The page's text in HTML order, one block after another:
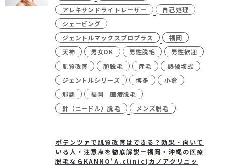
アレキサンドライトレーザー
自己処理
シェービング
ジェントルマックスプロプラス
福岡
天神
男女OK 男性脱毛
男性歓迎
肌質改善
顏脱毛 産毛
熱破壊式
ジェントルシリーズ
博多
小倉
那覇
福岡 医療脱毛
針（ニードル）脱毛
メンズ脱毛
ポテンツァで肌質改善はできる？効果・向いて
いる人・注意点を徹底解説ー福岡・沖縄の医療
脱毛ならKANNO'A.clinic(カノアクリニッ